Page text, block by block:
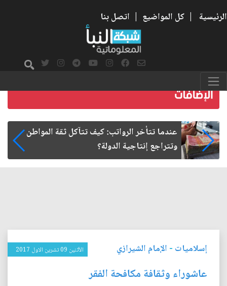
الرئيسية | كل المواضيع | اتصل بنا
صمت الطريق بعد الأربعين
إسلاميات - الإمام الشيرازي الأثنين 09 تشرين الاول 2017
عاشوراء وثقافة مكافحة الفقر